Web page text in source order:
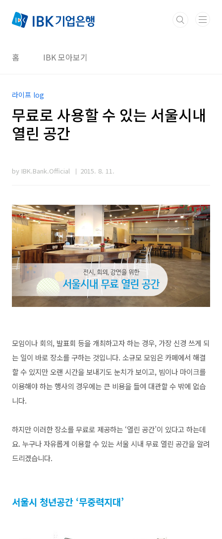
홈 IBK 모아보기
라이프 log
무료로 사용할 수 있는 서울시내
열린 공간
by IBK.Bank.Official 2015. 8. 11.
모임이나 회의, 발표회 등을 개최하고자 하는 경우, 가장 신경 쓰게 되
는 일이 바로 장소를 구하는 것입니다. 소규모 모임은 카페에서 해결
할 수 있지만 오랜 시간을 보내기도 눈치가 보이고, 빔이나 마이크를
이용해야 하는 행사의 경우에는 큰 비용을 들여 대관할 수 밖에 없습
니다.
하지만 이러한 장소를 무료로 제공하는 ‘열린 공간’이 있다고 하는데
요. 누구나 자유롭게 이용할 수 있는 서울 시내 무료 열린 공간을 알려
드리겠습니다.
서울시 청년공간 ‘무중력지대’